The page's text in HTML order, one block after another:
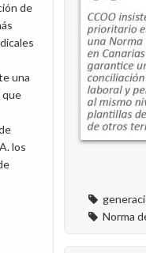
de
una
que
los
Norma